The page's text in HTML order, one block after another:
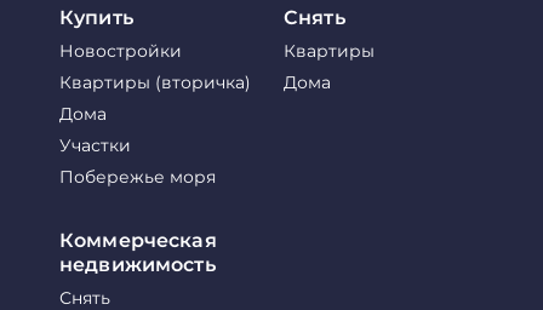
Купить
Новостройки
Квартиры (вторичка)
Дома
Участки
Побережье моря
Снять
Квартиры
Дома
Коммерческая
недвижимость
Снять